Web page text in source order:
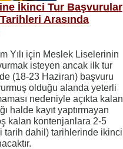
İkinci Tur Başvurular
Arasında
Yılı için Meslek Liselerinin
isteyen ancak ilk tur
(18-23 Haziran) başvuru
olduğu alanda yeterli
nedeniyle açıkta kalan
halde kayıt yaptırmayan
kalan kontenjanlara 2-5
tarih dahil) tarihlerinde ikinci